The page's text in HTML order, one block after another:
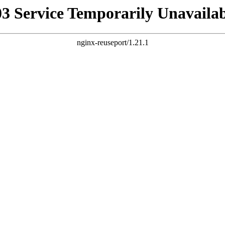
Service Temporarily
nginx-reuseport/1.21.1